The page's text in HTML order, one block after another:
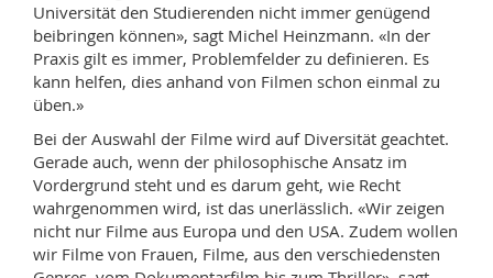
Universität den Studierenden nicht immer genügend
beibringen können», sagt Michel Heinzmann. «In der
Praxis gilt es immer, Problemfelder zu definieren. Es
kann helfen, dies anhand von Filmen schon einmal zu
üben.»
Bei der Auswahl der Filme wird auf Diversität geachtet.
Gerade auch, wenn der philosophische Ansatz im
Vordergrund steht und es darum geht, wie Recht
wahrgenommen wird, ist das unerlässlich. «Wir zeigen
nicht nur Filme aus Europa und den USA. Zudem wollen
wir Filme von Frauen, Filme, aus den verschiedensten